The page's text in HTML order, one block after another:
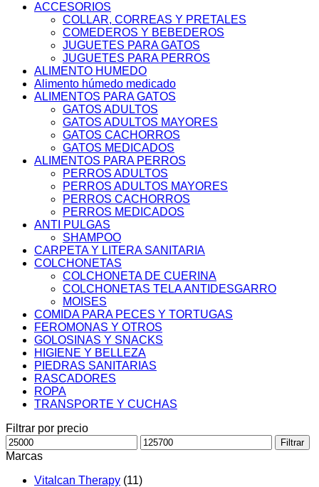
ACCESORIOS
COLLAR, CORREAS Y PRETALES
COMEDEROS Y BEBEDEROS
JUGUETES PARA GATOS
JUGUETES PARA PERROS
ALIMENTO HUMEDO
Alimento húmedo medicado
ALIMENTOS PARA GATOS
GATOS ADULTOS
GATOS ADULTOS MAYORES
GATOS CACHORROS
GATOS MEDICADOS
ALIMENTOS PARA PERROS
PERROS ADULTOS
PERROS ADULTOS MAYORES
PERROS CACHORROS
PERROS MEDICADOS
ANTI PULGAS
SHAMPOO
CARPETA Y LITERA SANITARIA
COLCHONETAS
COLCHONETA DE CUERINA
COLCHONETAS TELA ANTIDESGARRO
MOISES
COMIDA PARA PECES Y TORTUGAS
FEROMONAS Y OTROS
GOLOSINAS Y SNACKS
HIGIENE Y BELLEZA
PIEDRAS SANITARIAS
RASCADORES
ROPA
TRANSPORTE Y CUCHAS
Filtrar por precio
Precio
mínimo
Precio
máximo
Filtrar
Marcas
Vitalcan Therapy (11)